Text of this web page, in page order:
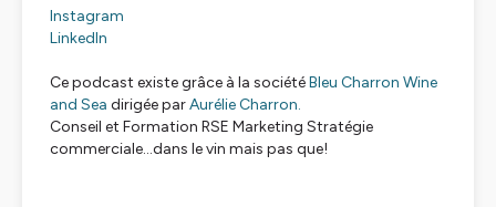
Instagram
LinkedIn
Ce podcast existe grâce à la sociétéBleu Charron Wine
and Sea dirigée parAurélie Charron.
Conseil et Formation RSE Marketing Stratégie
commerciale...dans le vin mais pas que!